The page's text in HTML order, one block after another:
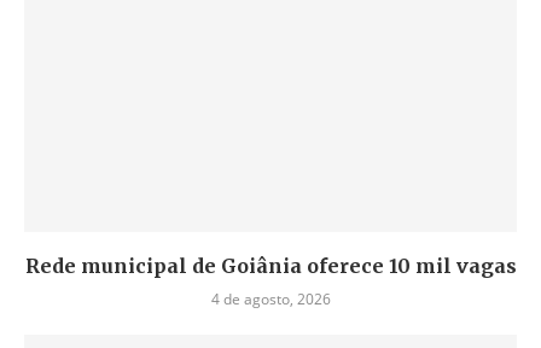
Rede municipal de Goiânia oferece 10 mil vagas
4 de agosto, 2026